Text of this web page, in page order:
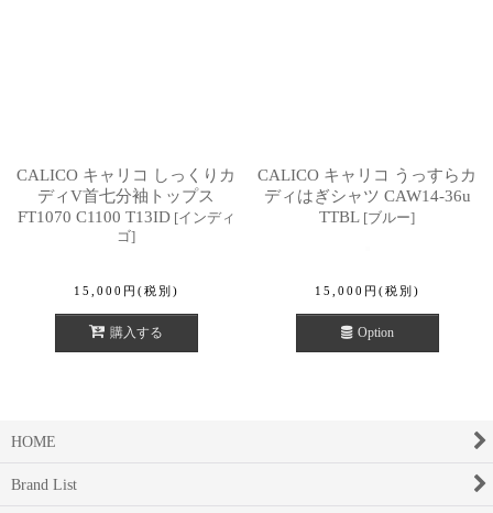
CALICO キャリコ しっくりカ
ディV首七分袖トップス
FT1070 C1100 T13ID [インディ
ゴ]
15,000 円 (税別)
購入する
CALICO キャリコ うっすらカ
ディはぎシャツ CAW14-36u
TTBL [ブルー]
15,000 円 (税別)
Option
HOME
Brand List